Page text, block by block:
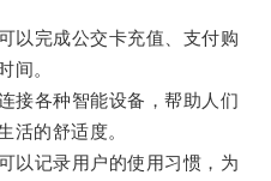
完成公交卡充值、支付购
间。
各种智能设备，帮助人们
活的舒适度。
记录用户的使用习惯，为